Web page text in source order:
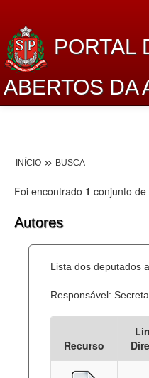
PORTAL
ABERTOS DA
Lei de Acesso à
Dados Governamentais
Processo Legislativo
Deputados Estaduais
Administração
INÍCIO BUSCA
Foi encontrado 1 conjunto
Autores
Lista dos deputados
Responsável:
Recurso